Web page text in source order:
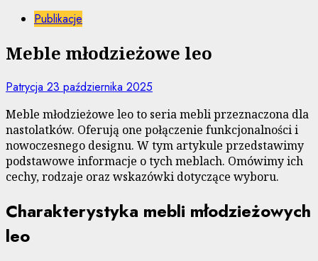
Publikacje
Meble młodzieżowe leo
Patrycja 23 października 2025
Meble młodzieżowe leo to seria mebli przeznaczona dla
nastolatków. Oferują one połączenie funkcjonalności i
nowoczesnego designu. W tym artykule przedstawimy
podstawowe informacje o tych meblach. Omówimy ich
cechy, rodzaje oraz wskazówki dotyczące wyboru.
Charakterystyka mebli młodzieżowych
leo